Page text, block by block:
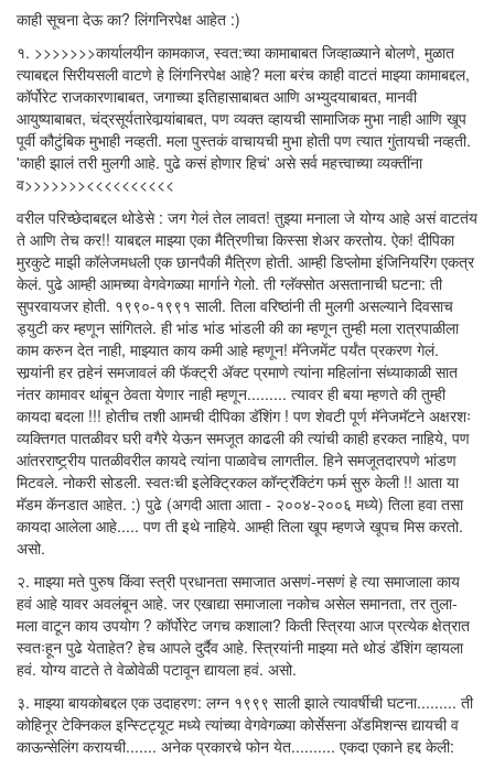
काही सूचना देऊ का? लिंगनिरपेक्ष आहेत :)
१. >>>>>>>कार्यालयीन कामकाज, स्वत:च्या कामाबाबत जिव्हाळ्याने बोलणे, मुळात
त्याबद्दल सिरीयसली वाटणे हे लिंगनिरपेक्ष आहे? मला बरंच काही वाटतं माझ्या कामाबद्दल,
कॉर्पोरेट राजकारणाबाबत, जगाच्या इतिहासाबाबत आणि अभ्युदयाबाबत, मानवी
आयुष्याबाबत, चंद्रसूर्यतारेवार्‍यांबाबत, पण व्यक्त व्हायची सामाजिक मुभा नाही आणि खूप
पूर्वी कौटुंबिक मुभाही नव्हती. मला पुस्तकं वाचायची मुभा होती पण त्यात गुंतायची नव्हती.
'काही झालं तरी मुलगी आहे. पुढे कसं होणार हिचं' असे सर्व महत्त्वाच्या व्यक्तींना
व>>>>>>><<<<<<<<<<
वरील परिच्छेदाबद्दल थोडेसे : जग गेलं तेल लावत! तुझ्या मनाला जे योग्य आहे असं वाटतंय
ते आणि तेच कर!! याबद्दल माझ्या एका मैत्रिणीचा किस्सा शेअर करतोय. ऐक! दीपिका
मुरकुटे माझी कॉलेजमधली एक छानपैकी मैत्रिण होती. आम्ही डिप्लोमा इंजिनियरिंग एकत्र
केलं. पुढे आम्ही आमच्या वेगवेगळ्या मार्गाने गेलो. ती ग्लॅक्सोत असतानाची घटना: ती
सुपरवायजर होती. १९९०-१९९१ साली. तिला वरिष्ठांनी ती मुलगी असल्याने दिवसाच
ड्युटी कर म्हणून सांगितले. ही भांड भांड भांडली की का म्हणून तुम्ही मला रात्रपाळीला
काम करुन देत नाही, माझ्यात काय कमी आहे म्हणून! मॅनेजमेंट पर्यंत प्रकरण गेलं.
सार्‍यांनी हर तर्‍हेनं समजावलं की फॅक्ट्री अ‍ॅक्ट प्रमाणे त्यांना महिलांना संध्याकाळी सात
नंतर कामावर थांबून ठेवता येणार नाही म्हणून......... त्यावर ही बया म्हणते की तुम्ही
कायदा बदला !!! होतीच तशी आमची दीपिका डॅशिंग ! पण शेवटी पूर्ण मॅनेजमॅटने अक्षरशः
व्यक्तिगत पातळीवर घरी वगैरे येऊन समजूत काढली की त्यांची काही हरकत नाहिये, पण
आंतरराष्ट्र्रीय पातळीवरील कायदे त्यांना पाळावेच लागतील. हिने समजूतदारपणे भांडण
मिटवले. नोकरी सोडली. स्वतःची इलेक्ट्रिकल कॉन्ट्रॅक्टिंग फर्म सुरु केली !! आता या
मॅडम कॅनडात आहेत. :) पुढे (अगदी आता आता - २००४-२००६ मध्ये) तिला हवा तसा
कायदा आलेला आहे..... पण ती इथे नाहिये. आम्ही तिला खूप म्हणजे खूपच मिस करतो.
असो.
२. माझ्या मते पुरुष किंवा स्त्री प्रधानता समाजात असणं-नसणं हे त्या समाजाला काय
हवं आहे यावर अवलंबून आहे. जर एखाद्या समाजाला नकोच असेल समानता, तर तुला-
मला वाटून काय उपयोग ? कॉर्पोरेट जगच कशाला? किती स्त्रिया आज प्रत्येक क्षेत्रात
स्वतःहून पुढे येताहेत? हेच आपले दुर्दैव आहे. स्त्रियांनी माझ्या मते थोडं डॅशिंग व्हायला
हवं. योग्य वाटते ते वेळोवेळी पटावून द्यायला हवं. असो.
३. माझ्या बायकोबद्दल एक उदाहरण: लग्न १९९९ साली झाले त्यावर्षीची घटना......... ती
कोहिनूर टेक्निकल इन्स्टिट्यूट मध्ये त्यांच्या वेगवेगळ्या कोर्सेसना अ‍ॅडमिशन्स द्यायची व
काऊन्सेलिंग करायची....... अनेक प्रकारचे फोन येत.......... एकदा एकाने हद्द केली: